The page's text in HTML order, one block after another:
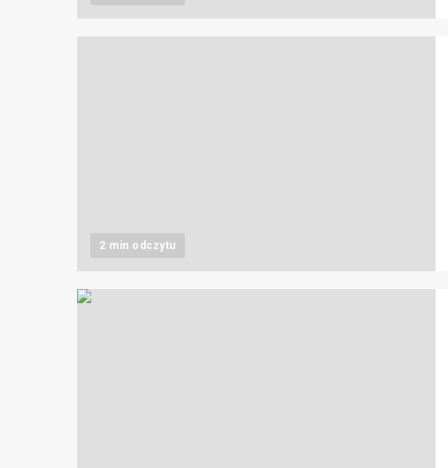
2 min odczytu